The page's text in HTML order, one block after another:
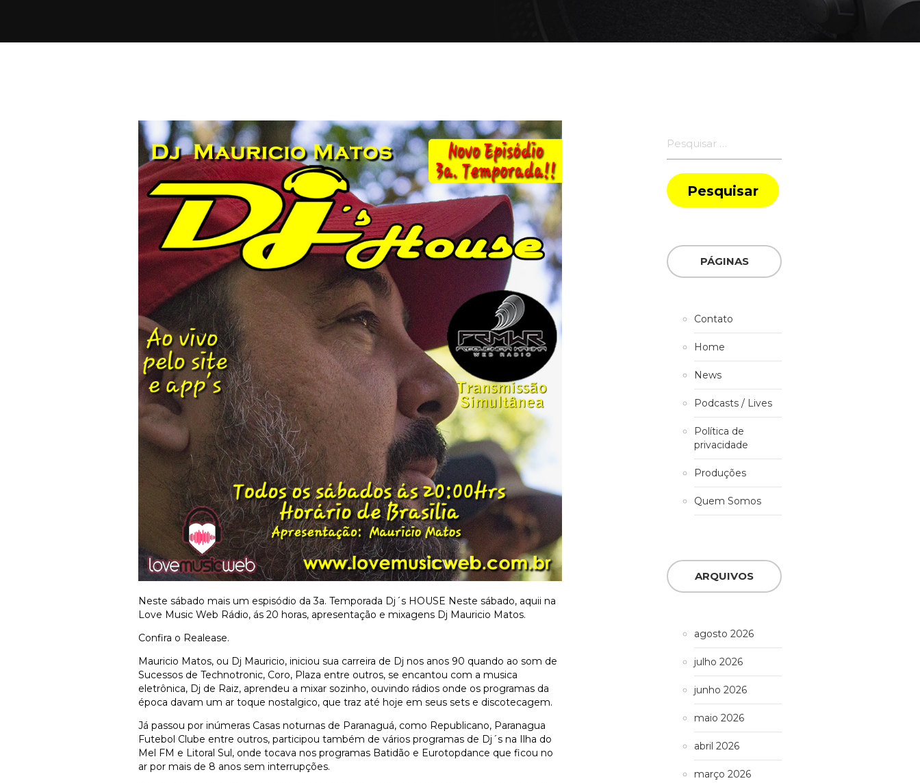
Neste sábado mais um espisódio da 3a. Temporada Dj´s HOUSE Neste sábado, aquii na
Love Music Web Rádio, ás 20 horas, apresentação e mixagens Dj Mauricio Matos.
Confira o Realease.
Mauricio Matos, ou Dj Mauricio, iniciou sua carreira de Dj nos anos 90 quando ao som de
Sucessos de Technotronic, Coro, Plaza entre outros, se encantou com a musica
eletrônica, Dj de Raiz, aprendeu a mixar sozinho, ouvindo rádios onde os programas da
época davam um ar toque nostalgico, que traz até hoje em seus sets e discotecagem.
Já passou por inúmeras Casas noturnas de Paranaguá, como Republicano, Paranagua
Futebol Clube entre outros, participou também de vários programas de Dj´s na Ilha do
Mel FM e Litoral Sul, onde tocava nos programas Batidão e Eurotopdance que ficou no
ar por mais de 8 anos sem interrupções.
por:
PÁGINAS
Contato
Home
News
Podcasts / Lives
Política de
privacidade
Produções
Quem Somos
ARQUIVOS
agosto 2026
julho 2026
junho 2026
maio 2026
abril 2026
março 2026